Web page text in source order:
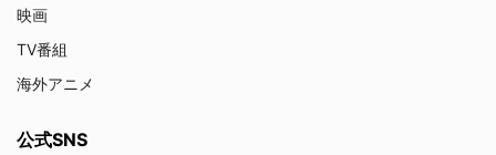
映画
TV番組
海外アニメ
公式SNS